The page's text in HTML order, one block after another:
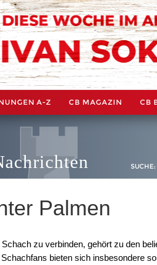
A-Z CB MAGAZIN CB
SUCHE:
Palmen
zu verbinden, gehört zu den
bieten sich insbesondere